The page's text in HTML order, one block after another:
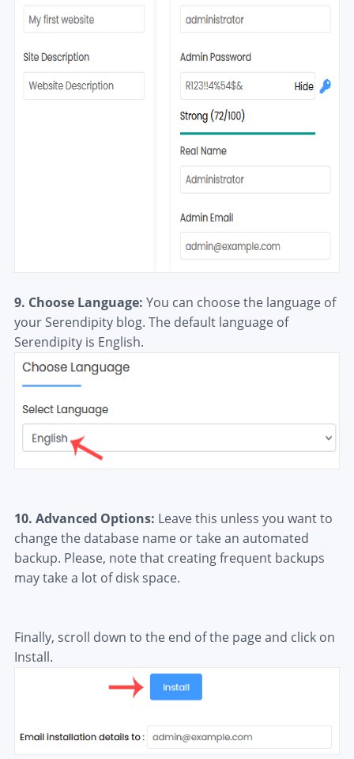
9. Choose Language: You can choose the language of
your Serendipity blog. The default language of
Serendipity is English.
10. Advanced Options: Leave this unless you want to
change the database name or take an automated
backup. Please, note that creating frequent backups
may take a lot of disk space.
Finally, scroll down to the end of the page and click on
Install.